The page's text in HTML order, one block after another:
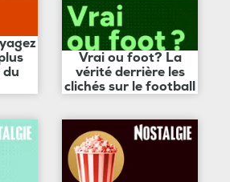
du
Vrai ou foot? La
vérité derrière les
clichés sur le football